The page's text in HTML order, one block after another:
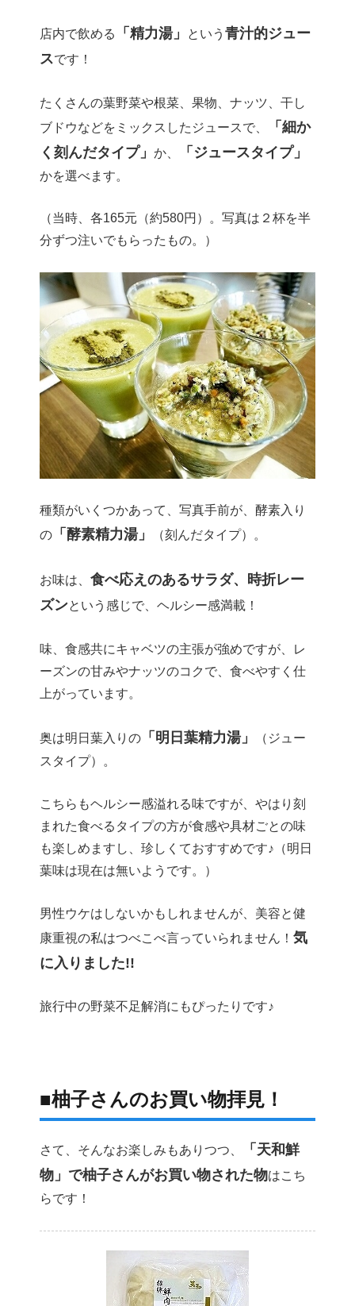
店内で飲める 「精力湯」 という 青汁的ジュー
スです！
たくさんの葉野菜や根菜、果物、ナッツ、干し
ブドウなどをミックスしたジュースで、
「細か
く刻んだタイプ」 か、 「ジュースタイプ」
かを選べます。
（当時、各165元（約580円）。写真は２杯を半
分ずつ注いでもらったもの。）
種類がいくつかあって、写真手前が、酵素入り
の 「酵素精力湯」 （刻んだタイプ）。
お味は、 食べ応えのあるサラダ、時折レー
ズンという感じで、ヘルシー感満載！
味、食感共にキャベツの主張が強めですが、レ
ーズンの甘みやナッツのコクで、食べやすく仕
上がっています。
奥は明日葉入りの 「明日葉精力湯」
（ジュー
スタイプ）。
こちらもヘルシー感溢れる味ですが、やはり刻
まれた食べるタイプの方が食感や具材ごとの味
も楽しめますし、珍しくておすすめです♪（明日
葉味は現在は無いようです。）
男性ウケはしないかもしれませんが、美容と健
康重視の私はつべこべ言っていられません！ 気
に入りました!!
旅行中の野菜不足解消にもぴったりです♪
■柚子さんのお買い物拝見！
さて、そんなお楽しみもありつつ、
「天和鮮
物」で柚子さんがお買い物された物はこち
らです！